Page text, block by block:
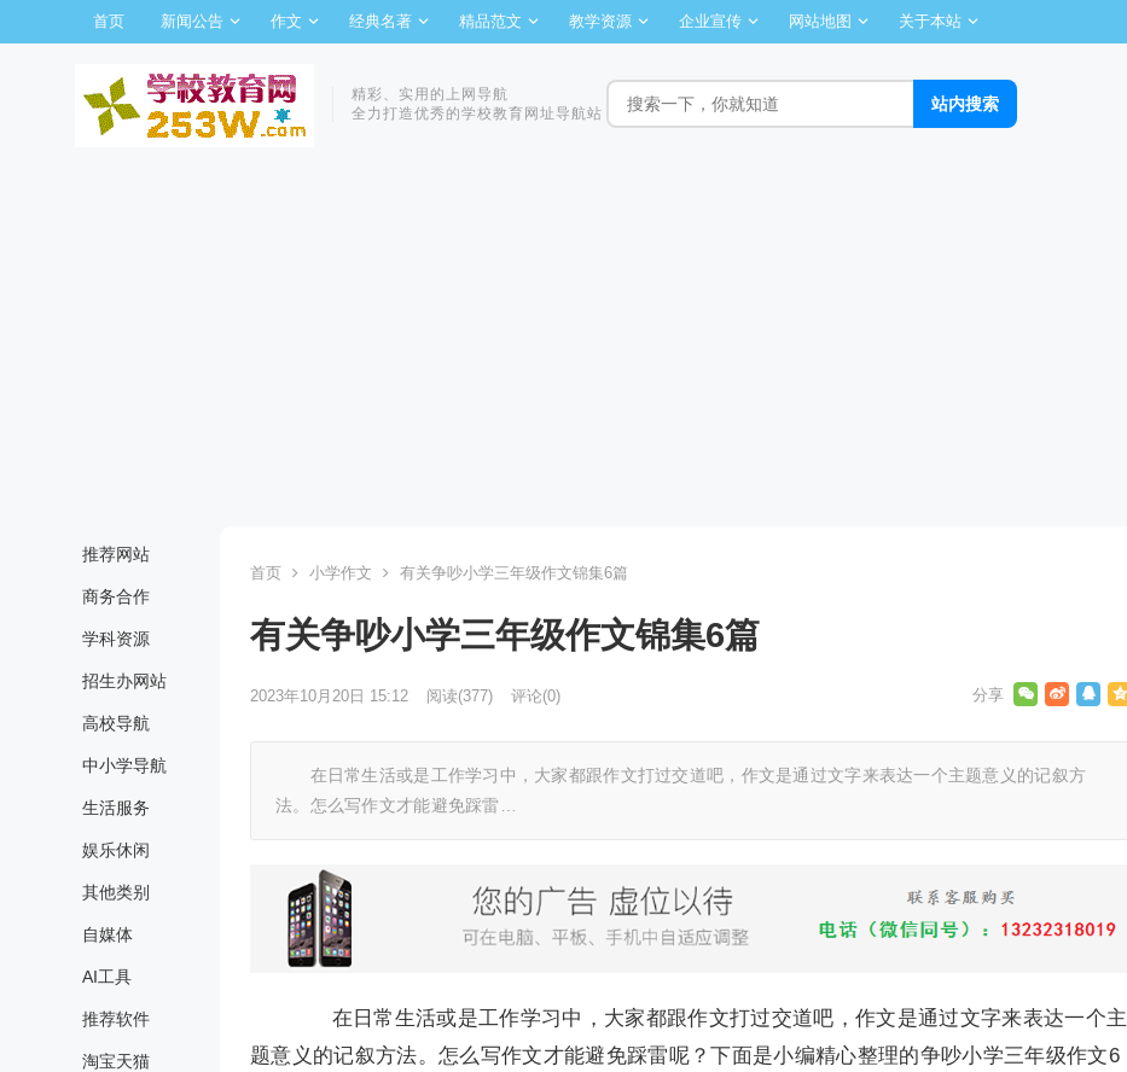
首页 新闻公告 作文 经典名著 精品范文 教学资源 企业宣传 网站地图 关于本站
精彩、实用的上网导航
全力打造优秀的学校教育网址导航站
推荐网站
商务合作
学科资源
招生办网站
高校导航
中小学导航
生活服务
娱乐休闲
其他类别
自媒体
AI工具
推荐软件
淘宝天猫
首页 小学作文 有关争吵小学三年级作文锦集6篇
有关争吵小学三年级作文锦集6篇
2023年10月20日 15:12 阅读(377) 评论(0)
在日常生活或是工作学习中，大家都跟作文打过交道吧，作文是通过文字来表达一个主题意义的记叙方
法。怎么写作文才能避免踩雷…
在日常生活或是工作学习中，大家都跟作文打过交道吧，作文是通过文字来表达一个主
题意义的记叙方法。怎么写作文才能避免踩雷呢？下面是小编精心整理的争吵小学三年级作文6